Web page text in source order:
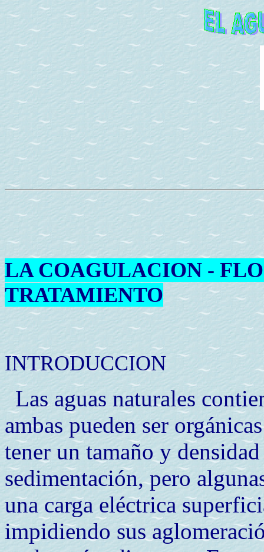
LA COAGULACION -
TRATAMIENTO
INTRODUCCION
Las aguas naturales
ambas pueden ser
tener un tamaño y
sedimentación, pero
una carga eléctrica
impidiendo sus